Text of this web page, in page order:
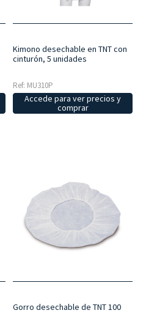
Kimono desechable en TNT con
cinturón, 5 unidades
Ref: MU310P
Accede para ver precios y
comprar
Gorro desechable de TNT 100